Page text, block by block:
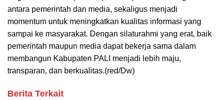
antara pemerintah dan media, sekaligus menjadi
momentum untuk meningkatkan kualitas informasi yang
sampai ke masyarakat. Dengan silaturahmi yang erat, baik
pemerintah maupun media dapat bekerja sama dalam
membangun Kabupaten PALI menjadi lebih maju,
transparan, dan berkualitas.(red/Dw)
Berita Terkait